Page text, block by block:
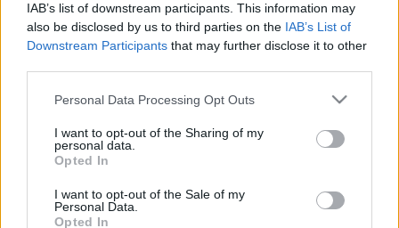
IAB’s list of downstream participants. This information may
also be disclosed by us to third parties on the IAB’s List of
Downstream Participants that may further disclose it to other
Please note that this website/app uses one or more Google
not limited to your visit or usage behaviour. You may click to
grant or deny consent to Google and its third-party tags to
use your data for below specified purposes in below Google
consent section.
Personal Data Processing Opt Outs
I want to opt-out of the Sharing of my
personal data.
Opted In
I want to opt-out of the Sale of my
Personal Data.
Opted In